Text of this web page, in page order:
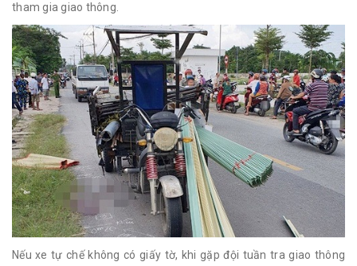
tham gia giao thông.
Nếu xe tự chế không có giấy tờ, khi gặp đội tuần tra giao thông